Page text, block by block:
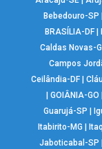
Bebedouro-SP
BRASÍLIA-DF|
Caldas Novas-
Campos
Ceilândia-DF|
GOIÂNIA-GO
Guarujá-SP
Itabirito-MG
Jaboticabal-SP